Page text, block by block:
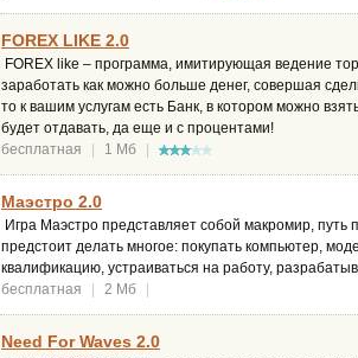
FOREX LIKE 2.0
FOREX like – программа, имитирующая ведение
заработать как можно больше денег, совершая
то к вашим услугам есть Банк, в котором можно
будет отдавать, да еще и с процентами!
бесплатная
1 Мб
Маэстро 2.0
Игра Маэстро представляет собой макромир,
предстоит делать многое: покупать компьютер,
квалификацию, устраиваться на работу,
бесплатная
2 Мб
Need For Waves 2.0